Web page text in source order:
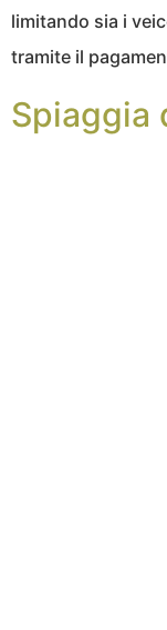
limitando sia i
tramite il
Spiaggia